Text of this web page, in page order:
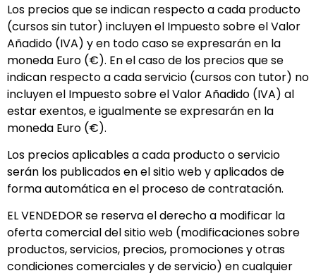
Los precios que se indican respecto a cada producto
(cursos sin tutor) incluyen el Impuesto sobre el Valor
Añadido (IVA) y en todo caso se expresarán en la
moneda Euro (€). En el caso de los precios que se
indican respecto a cada servicio (cursos con tutor) no
incluyen el Impuesto sobre el Valor Añadido (IVA) al
estar exentos, e igualmente se expresarán en la
moneda Euro (€).
Los precios aplicables a cada producto o servicio
serán los publicados en el sitio web y aplicados de
forma automática en el proceso de contratación.
EL VENDEDOR se reserva el derecho a modificar la
oferta comercial del sitio web (modificaciones sobre
productos, servicios, precios, promociones y otras
condiciones comerciales y de servicio) en cualquier